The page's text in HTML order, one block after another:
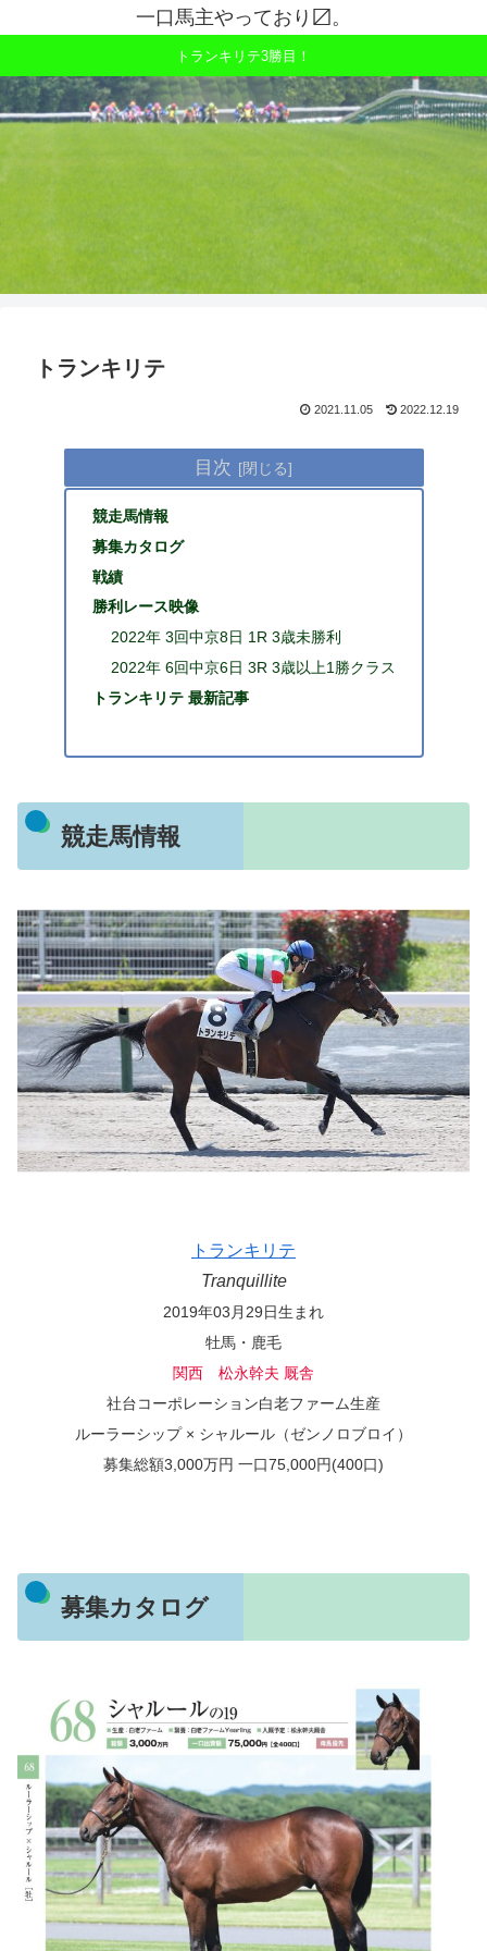
一口馬主やっており〼。
トランキリテ3勝目！
トランキリテ
2021.11.05 2022.12.19
目次
競走馬情報
募集カタログ
戦績
勝利レース映像
2022年 3回中京8日 1R 3歳未勝利
2022年 6回中京6日 3R 3歳以上1勝クラス
トランキリテ 最新記事
競走馬情報
トランキリテ
Tranquillite
2019年03月29日生まれ
牡馬・鹿毛
関西 松永幹夫 厩舎
社台コーポレーション白老ファーム生産
ルーラーシップ × シャルール（ゼンノロブロイ）
募集総額3,000万円 一口75,000円(400口)
募集カタログ